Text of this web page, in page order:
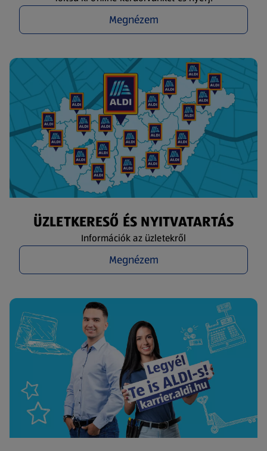
Megnézem
ÜZLETKERESŐ ÉS NYITVATARTÁS
Információk az üzletekről
Megnézem